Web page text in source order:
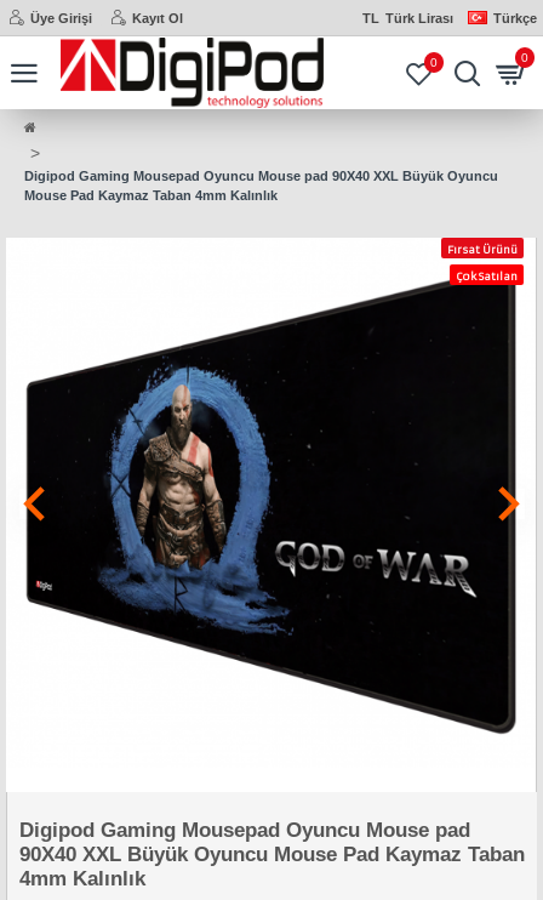
Üye Girişi Kayıt Ol TL Türk Lirası Türkçe
0 0
Digipod Gaming Mousepad Oyuncu Mouse pad 90X40 XXL Büyük Oyuncu
Mouse Pad Kaymaz Taban 4mm Kalınlık
Fırsat Ürünü
Çok Satılan
Digipod Gaming Mousepad Oyuncu Mouse pad
90X40 XXL Büyük Oyuncu Mouse Pad Kaymaz Taban
4mm Kalınlık